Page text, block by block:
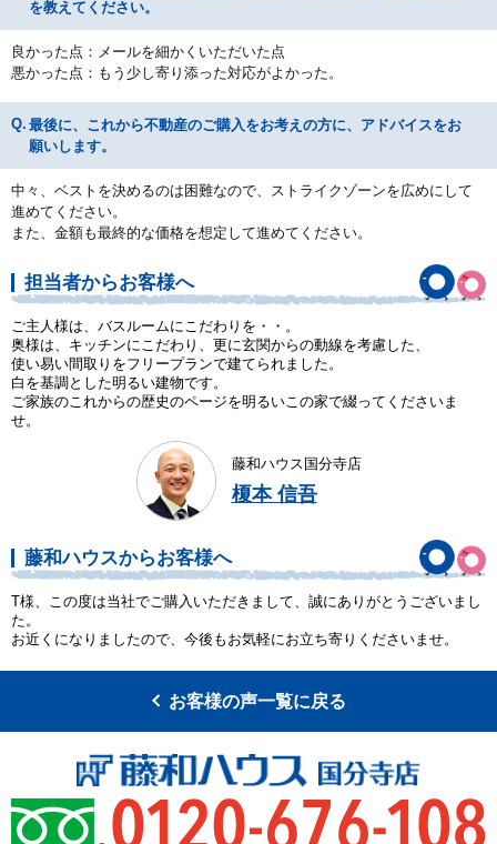
を教えてください。
良かった点：メールを細かくいただいた点
悪かった点：もう少し寄り添った対応がよかった。
最後に、これから不動産のご購入をお考えの方に、アドバイスをお
願いします。
中々、ベストを決めるのは困難なので、ストライクゾーンを広めにして
進めてください。
また、金額も最終的な価格を想定して進めてください。
担当者からお客様へ
ご主人様は、バスルームにこだわりを・・。
奥様は、キッチンにこだわり、更に玄関からの動線を考慮した、
使い易い間取りをフリープランで建てられました。
白を基調とした明るい建物です。
ご家族のこれからの歴史のページを明るいこの家で綴ってくださいま
せ。
藤和ハウス国分寺店
榎本 信吾
藤和ハウスからお客様へ
T様、この度は当社でご購入いただきまして、誠にありがとうございまし
た。
お近くになりましたので、今後もお気軽にお立ち寄りくださいませ。
お客様の声一覧に戻る